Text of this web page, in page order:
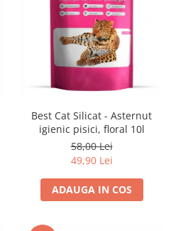
Best Cat Silicat - Asternut
igienic pisici, floral 10l
58,00 Lei
49,90 Lei
ADAUGA IN COS